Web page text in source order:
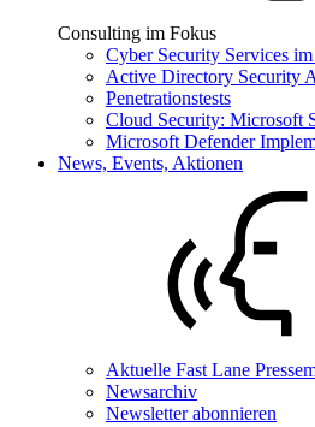
Consulting im Fokus
Cyber Security Services
Active Directory Security
Penetrationstests
Cloud Security: Microsoft
Microsoft Defender
News, Events, Aktionen
Aktuelle Fast Lane
Newsarchiv
Newsletter abonnieren